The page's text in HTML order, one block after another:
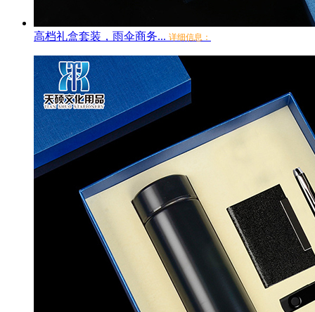
高档礼盒套装，雨伞商务... 详细信息：